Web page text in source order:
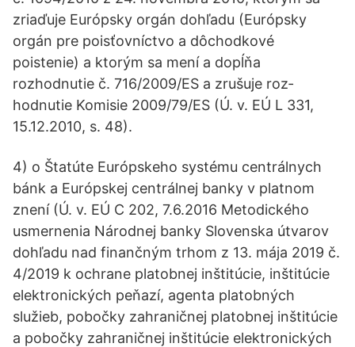
zriaďuje Európsky orgán dohľadu (Európsky
orgán pre poisťovníctvo a dôchodkové
poistenie) a ktorým sa mení a dopĺňa
rozhodnutie č. 716/2009/ES a zrušuje roz­
hodnutie Komisie 2009/79/ES (Ú. v. EÚ L 331,
15.12.2010, s. 48).
4) o Štatúte Európskeho systému centrálnych
bánk a Európskej centrálnej banky v platnom
znení (Ú. v. EÚ C 202, 7.6.2016 Metodického
usmernenia Národnej banky Slovenska útvarov
dohľadu nad finančným trhom z 13. mája 2019 č.
4/2019 k ochrane platobnej inštitúcie, inštitúcie
elektronických peňazí, agenta platobných
služieb, pobočky zahraničnej platobnej inštitúcie
a pobočky zahraničnej inštitúcie elektronických